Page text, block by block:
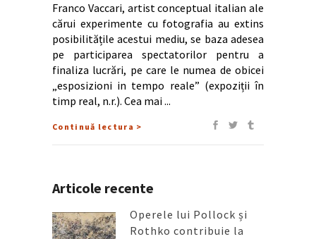
Franco Vaccari, artist conceptual italian ale
cărui experimente cu fotografia au extins
posibilitățile acestui mediu, se baza adesea
pe participarea spectatorilor pentru a
finaliza lucrări, pe care le numea de obicei
„esposizioni in tempo reale” (expoziții în
timp real, n.r.). Cea mai
Continuă lectura >
Articole recente
Operele lui Pollock și
Rothko contribuie la